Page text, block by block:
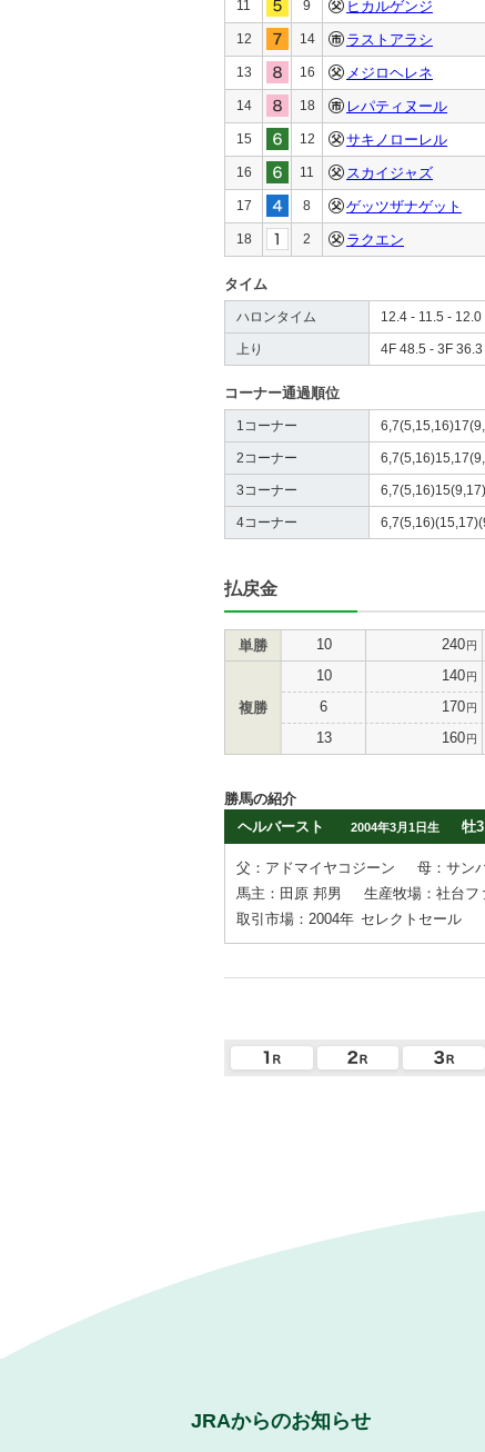
11 9 ヒカルゲンジ
12 14 ラストアラシ
13 16 メジロヘレネ
14 18 レパティヌール
15 12 サキノローレル
16 11 スカイジャズ
17 8 ゲッツザナゲット
18 2 ラクエン
タイム
ハロンタイム 12.4 - 11.5 -
上り 4F 48.5 - 3F 36.3
コーナー通過順位
1コーナー
2コーナー
3コーナー
4コーナー
払戻金
単勝 10 240円
複勝
10 140円
6 170円
13 160円
勝馬の紹介
ヘルバースト
2004年3月1日生 牡3
父：アドマイヤコジーン
母：サン
馬主：田原 邦男
生産牧場：社台フ
取引市場：2004年 セレクトセール
JRAからのお知らせ